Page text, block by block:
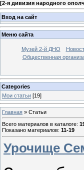
[2-я дивизия народного
Вход на сайт
Меню сайта
Музей 2-й ДНО
Общественная
Categories
Мои статьи [19]
Главная » Статьи
Всего материалов в каталоге:
Показано материалов: 11-19
Урочище